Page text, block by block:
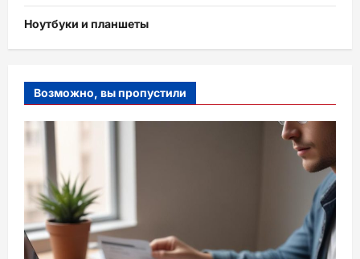
Ноутбуки и планшеты
Возможно, вы пропустили